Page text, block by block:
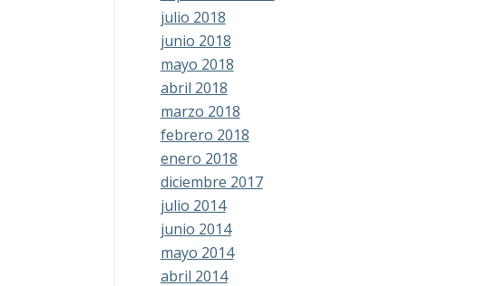
julio 2018
junio 2018
mayo 2018
abril 2018
marzo 2018
febrero 2018
enero 2018
diciembre 2017
julio 2014
junio 2014
mayo 2014
abril 2014